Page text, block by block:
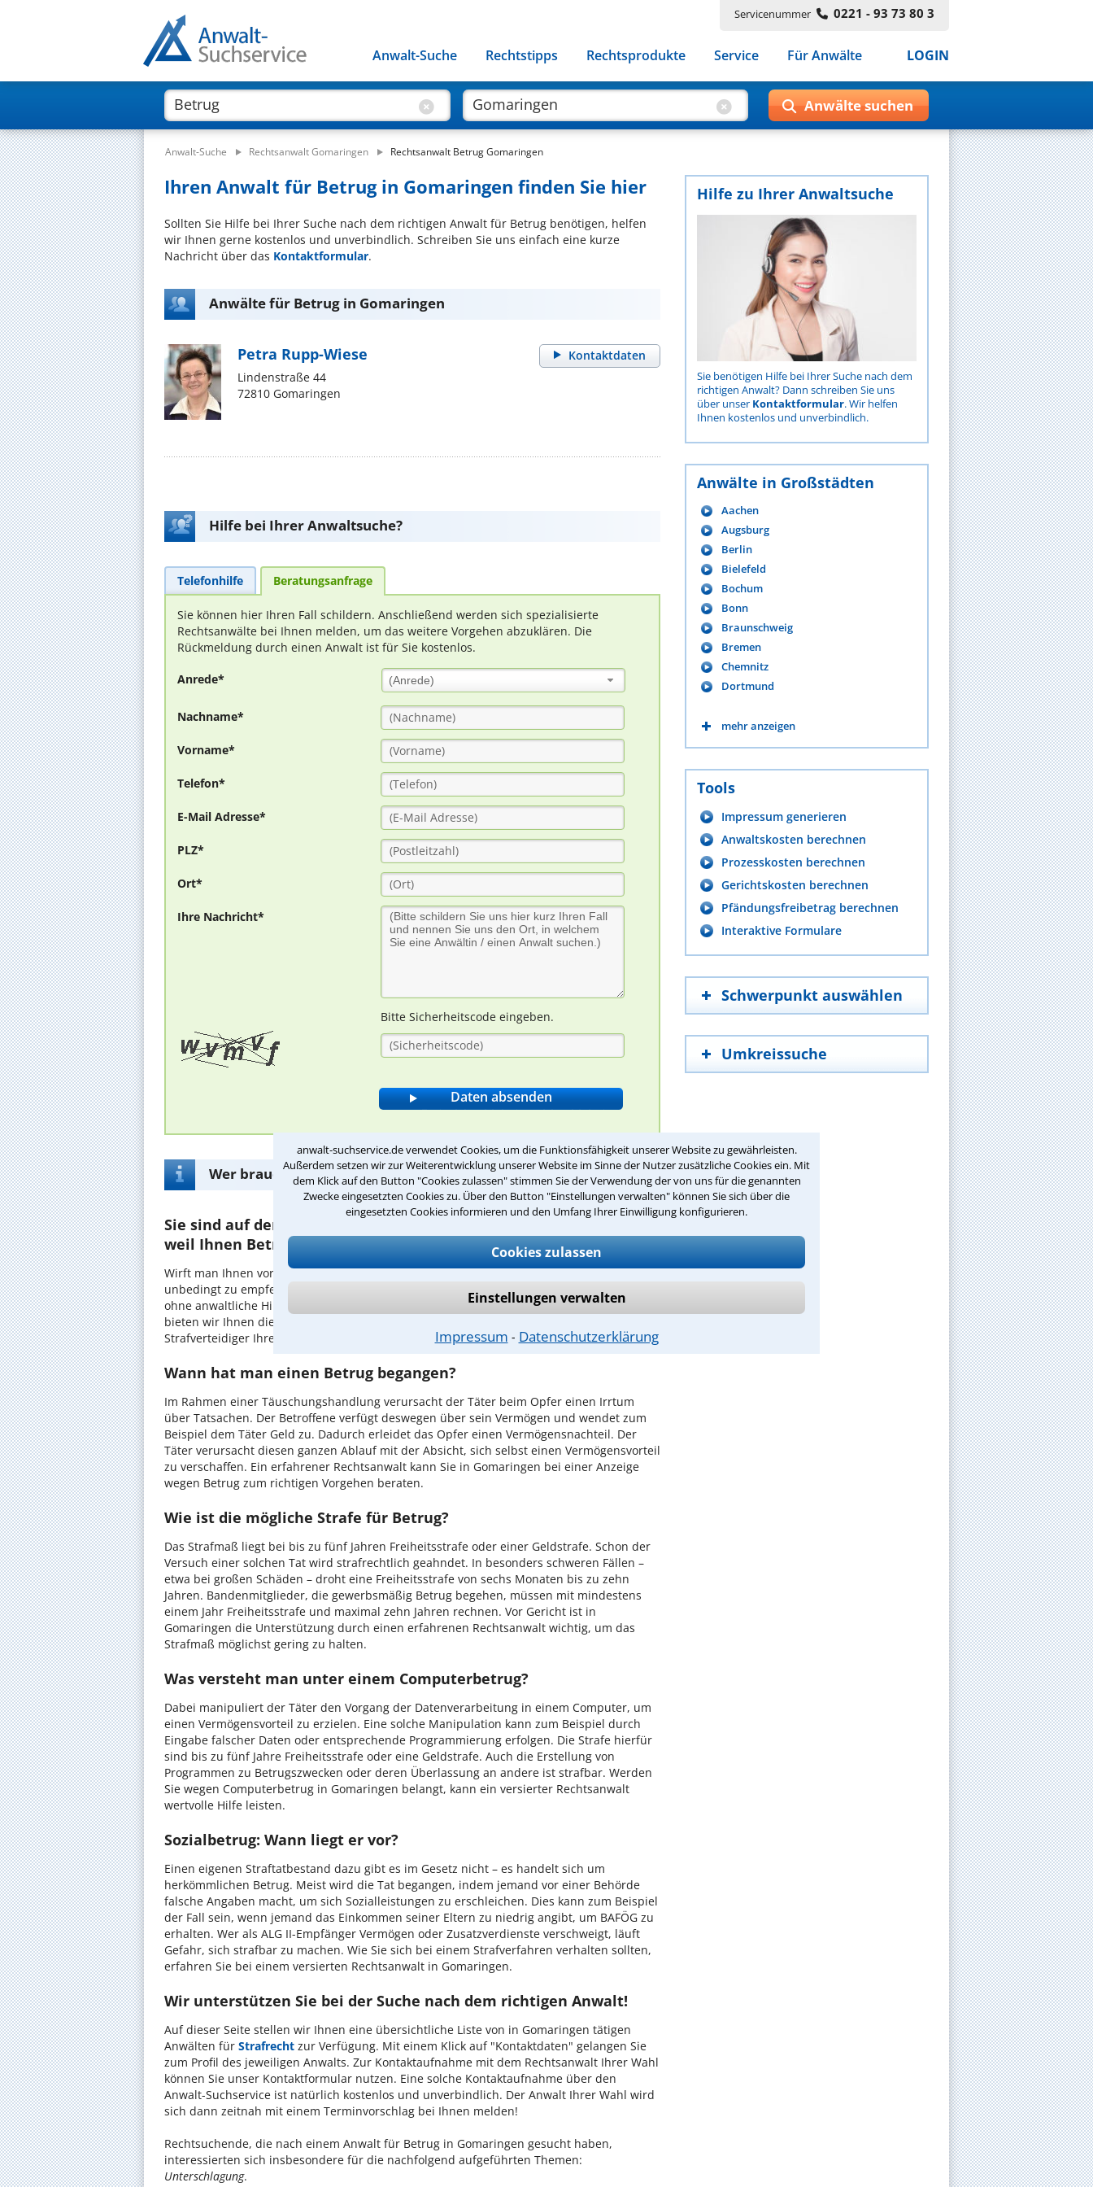
anwalt-suchservice.de verwendet Cookies, um die Funktionsfähigkeit unserer Website zu gewährleisten.
Außerdem setzen wir zur Weiterentwicklung unserer Website im Sinne der Nutzer zusätzliche Cookies ein. Mit
dem Klick auf den Button "Cookies zulassen" stimmen Sie der Verwendung der von uns für die genannten
Zwecke eingesetzten Cookies zu. Über den Button "Einstellungen verwalten" können Sie sich über die
eingesetzten Cookies informieren und den Umfang Ihrer Einwilligung konfigurieren.
Cookies zulassen
Einstellungen verwalten
Impressum ⁃ Datenschutzerklärung
Servicenummer 0221 - 93 73 80 3
Anwalt-Suche Rechtstipps Rechtsprodukte Service Für Anwälte LOGIN
Anwalt-Suche Rechtsanwalt Gomaringen Rechtsanwalt Betrug Gomaringen
Ihren Anwalt für Betrug in Gomaringen finden Sie hier
Sollten Sie Hilfe bei Ihrer Suche nach dem richtigen Anwalt für Betrug benötigen, helfen
wir Ihnen gerne kostenlos und unverbindlich. Schreiben Sie uns einfach eine kurze
Nachricht über das Kontaktformular.
Anwälte für Betrug in Gomaringen
Kontaktdaten
Petra Rupp-Wiese
Lindenstraße 44
72810 Gomaringen
Hilfe bei Ihrer Anwaltsuche?
Telefonhilfe Beratungsanfrage
Sie können hier Ihren Fall schildern. Anschließend werden sich spezialisierte
Rechtsanwälte bei Ihnen melden, um das weitere Vorgehen abzuklären. Die
Rückmeldung durch einen Anwalt ist für Sie kostenlos.
Anrede* (Anrede)
Nachname*
Vorname*
Telefon*
E-Mail Adresse*
PLZ*
Ort*
Ihre Nachricht*
Bitte Sicherheitscode eingeben.
Wer braucht einen Anwalt für Betrug in Gomaringen?
Sie sind auf der Suche nach einem Rechtsanwalt in Gomaringen,
weil Ihnen Betrug vorgeworfen wird?
Wirft man Ihnen vor, einenBetrugbegangen zu haben, ist fachkundige Beratung
unbedingt zu empfehlen. Schon bei den ersten Vernehmungen kann ein Beschuldigter
ohne anwaltliche Hilfe erhebliche Fehler machen. Damit Sie keine weitere Zeit verlieren,
bieten wir Ihnen die Möglichkeit, schnell und kostenlos eine Anfrage an den
Strafverteidiger Ihrer Wahl zu versenden!
Wann hat man einen Betrug begangen?
Im Rahmen einer Täuschungshandlung verursacht der Täter beim Opfer einen Irrtum
über Tatsachen. Der Betroffene verfügt deswegen über sein Vermögen und wendet zum
Beispiel dem Täter Geld zu. Dadurch erleidet das Opfer einen Vermögensnachteil. Der
Täter verursacht diesen ganzen Ablauf mit der Absicht, sich selbst einen Vermögensvorteil
zu verschaffen. Ein erfahrener Rechtsanwalt kann Sie in Gomaringen bei einer Anzeige
wegen Betrug zum richtigen Vorgehen beraten.
Wie ist die mögliche Strafe für Betrug?
Das Strafmaß liegt bei bis zu fünf Jahren Freiheitsstrafe oder einer Geldstrafe. Schon der
Versuch einer solchen Tat wird strafrechtlich geahndet. In besonders schweren Fällen –
etwa bei großen Schäden – droht eine Freiheitsstrafe von sechs Monaten bis zu zehn
Jahren. Bandenmitglieder, die gewerbsmäßig Betrug begehen, müssen mit mindestens
einem Jahr Freiheitsstrafe und maximal zehn Jahren rechnen. Vor Gericht ist in
Gomaringen die Unterstützung durch einen erfahrenen Rechtsanwalt wichtig, um das
Strafmaß möglichst gering zu halten.
Was versteht man unter einem Computerbetrug?
Dabei manipuliert der Täter den Vorgang der Datenverarbeitung in einem Computer, um
einen Vermögensvorteil zu erzielen. Eine solche Manipulation kann zum Beispiel durch
Eingabe falscher Daten oder entsprechende Programmierung erfolgen. Die Strafe hierfür
sind bis zu fünf Jahre Freiheitsstrafe oder eine Geldstrafe. Auch die Erstellung von
Programmen zu Betrugszwecken oder deren Überlassung an andere ist strafbar. Werden
Sie wegen Computerbetrug in Gomaringen belangt, kann ein versierter Rechtsanwalt
wertvolle Hilfe leisten.
Sozialbetrug: Wann liegt er vor?
Einen eigenen Straftatbestand dazu gibt es im Gesetz nicht – es handelt sich um
herkömmlichen Betrug. Meist wird die Tat begangen, indem jemand vor einer Behörde
falsche Angaben macht, um sich Sozialleistungen zu erschleichen. Dies kann zum Beispiel
der Fall sein, wenn jemand das Einkommen seiner Eltern zu niedrig angibt, um BAFÖG zu
erhalten. Wer als ALG II-Empfänger Vermögen oder Zusatzverdienste verschweigt, läuft
Gefahr, sich strafbar zu machen. Wie Sie sich bei einem Strafverfahren verhalten sollten,
erfahren Sie bei einem versierten Rechtsanwalt in Gomaringen.
Wir unterstützen Sie bei der Suche nach dem richtigen Anwalt!
Auf dieser Seite stellen wir Ihnen eine übersichtliche Liste von in Gomaringen tätigen
Anwälten für Strafrecht zur Verfügung. Mit einem Klick auf "Kontaktdaten" gelangen Sie
zum Profil des jeweiligen Anwalts. Zur Kontaktaufnahme mit dem Rechtsanwalt Ihrer Wahl
können Sie unser Kontaktformular nutzen. Eine solche Kontaktaufnahme über den
Anwalt-Suchservice ist natürlich kostenlos und unverbindlich. Der Anwalt Ihrer Wahl wird
sich dann zeitnah mit einem Terminvorschlag bei Ihnen melden!
Rechtsuchende, die nach einem Anwalt für Betrug in Gomaringen gesucht haben,
interessierten sich insbesondere für die nachfolgend aufgeführten Themen:
Unterschlagung.
Hilfe zu Ihrer Anwaltsuche
Sie benötigen Hilfe bei Ihrer Suche nach dem
richtigen Anwalt? Dann schreiben Sie uns
über unser Kontaktformular. Wir helfen
Ihnen kostenlos und unverbindlich.
Anwälte in Großstädten
Aachen
Augsburg
Berlin
Bielefeld
Bochum
Bonn
Braunschweig
Bremen
Chemnitz
Dortmund
mehr anzeigen
Tools
Impressum generieren
Anwaltskosten berechnen
Prozesskosten berechnen
Gerichtskosten berechnen
Pfändungsfreibetrag berechnen
Interaktive Formulare
Schwerpunkt auswählen
Umkreissuche